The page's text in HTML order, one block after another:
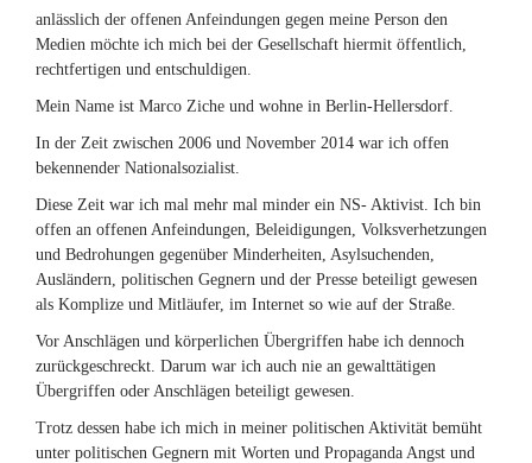
anlässlich der offenen Anfeindungen gegen meine Person den
Medien möchte ich mich bei der Gesellschaft hiermit öffentlich,
rechtfertigen und entschuldigen.
Mein Name ist Marco Ziche und wohne in Berlin-Hellersdorf.
In der Zeit zwischen 2006 und November 2014 war ich offen
bekennender Nationalsozialist.
Diese Zeit war ich mal mehr mal minder ein NS- Aktivist. Ich bin
offen an offenen Anfeindungen, Beleidigungen, Volksverhetzungen
und Bedrohungen gegenüber Minderheiten, Asylsuchenden,
Ausländern, politischen Gegnern und der Presse beteiligt gewesen
als Komplize und Mitläufer, im Internet so wie auf der Straße.
Vor Anschlägen und körperlichen Übergriffen habe ich dennoch
zurückgeschreckt. Darum war ich auch nie an gewalttätigen
Übergriffen oder Anschlägen beteiligt gewesen.
Trotz dessen habe ich mich in meiner politischen Aktivität bemüht
unter politischen Gegnern mit Worten und Propaganda Angst und